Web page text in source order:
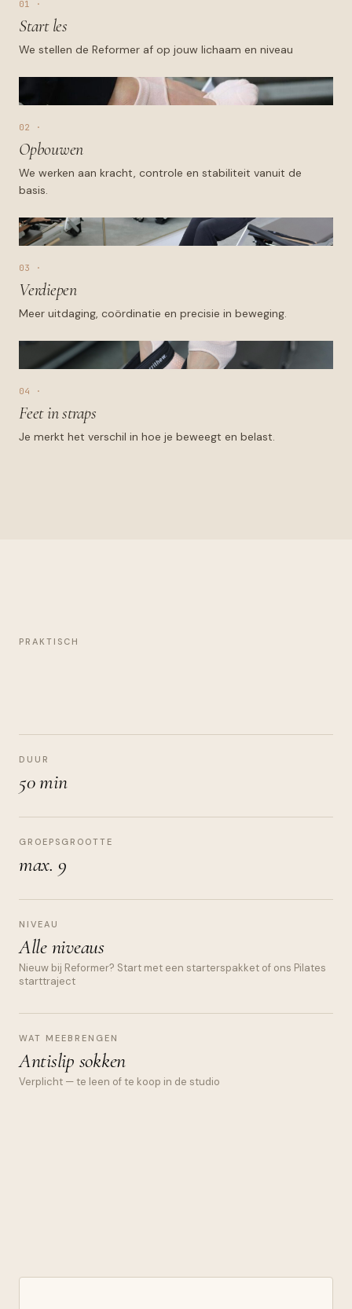
01 ·
Start les
We stellen de Reformer af op jouw lichaam en niveau
02 ·
Opbouwen
We werken aan kracht, controle en stabiliteit vanuit de
basis.
03 ·
Verdiepen
Meer uitdaging, coördinatie en precisie in beweging.
04 ·
Feet in straps
Je merkt het verschil in hoe je beweegt en belast.
PRAKTISCH
DUUR
50 min
GROEPSGROOTTE
max. 9
NIVEAU
Alle niveaus
Nieuw bij Reformer? Start met een starterspakket of ons Pilates
starttraject
WAT MEEBRENGEN
Antislip sokken
Verplicht — te leen of te koop in de studio